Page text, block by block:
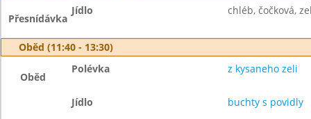
Přesnídávka
Jídlo chléb, čočková,
Oběd (11:40 - 13:30)
Oběd
Polévka z kysaneho zeli
Jídlo buchty s povidly